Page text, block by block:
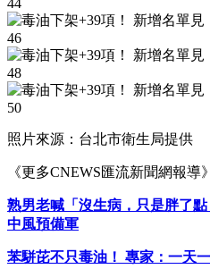
照片來源：台北市衛生局提供
《更多CNEWS匯流新聞網報導》
熟男老喊「沒生病，只是胖了
中風預備軍
苯駢芘不只毒油！ 專家：一天